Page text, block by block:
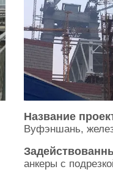
Название
Вуфэншань,
анкеры с